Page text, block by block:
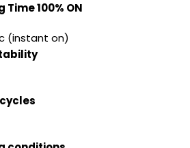
Time 100% ON
(instant on)